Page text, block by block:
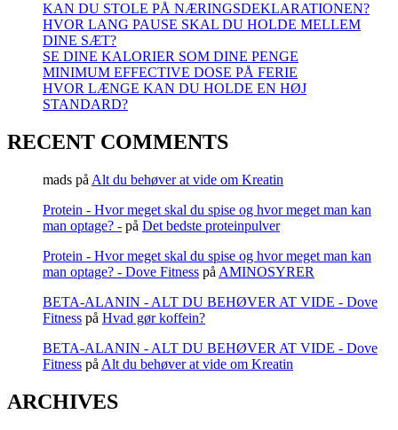
KAN DU STOLE PÅ NÆRINGSDEKLARATIONEN?
HVOR LANG PAUSE SKAL DU HOLDE MELLEM
DINE SÆT?
SE DINE KALORIER SOM DINE PENGE
MINIMUM EFFECTIVE DOSE PÅ FERIE
HVOR LÆNGE KAN DU HOLDE EN HØJ
STANDARD?
RECENT COMMENTS
mads på Alt du behøver at vide om Kreatin
Protein - Hvor meget skal du spise og hvor meget man kan
man optage? - på Det bedste proteinpulver
Protein - Hvor meget skal du spise og hvor meget man kan
man optage? - Dove Fitness på AMINOSYRER
BETA-ALANIN - ALT DU BEHØVER AT VIDE - Dove
Fitness på Hvad gør koffein?
BETA-ALANIN - ALT DU BEHØVER AT VIDE - Dove
Fitness på Alt du behøver at vide om Kreatin
ARCHIVES